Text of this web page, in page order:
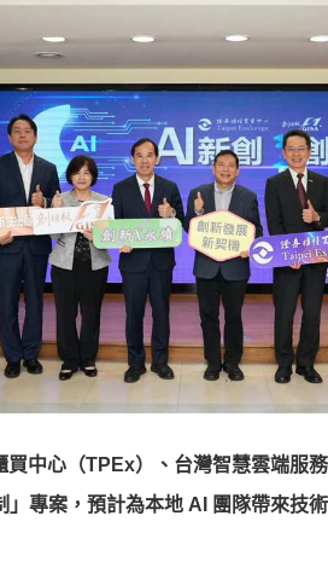
中心（TPEx）、台灣智慧雲端服
專案，預計為本地 AI 團隊帶來技